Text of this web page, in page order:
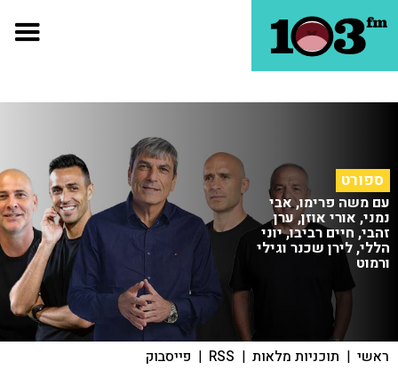
ספורט
עם משה פרימו, אבי
נמני, אורי אוזן, ערן
זהבי, חיים רביבו, יוני
הללי, לירן שכנר וגילי
ורמוט
ראשי | תוכניות מלאות |
RSS
| פייסבוק